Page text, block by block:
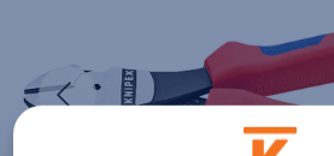
Edellinen